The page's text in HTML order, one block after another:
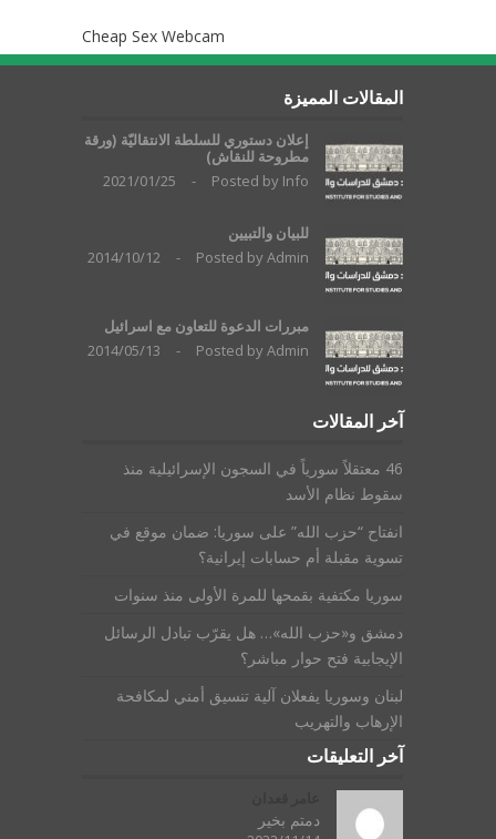
Cheap Sex Webcam
المقالات المميزة
إعلان دستوري للسلطة الانتقاليّة (ورقة
مطروحة للنقاش)
Posted by Info
-
2021/01/25
للبيان والتبيين
Posted byAdmin
-
2014/10/12
مبررات الدعوة للتعاون مع اسرائيل
Posted byAdmin
-
2014/05/13
آخر المقالات
46 معتقلاً سورياً في السجون الإسرائيلية منذ
سقوط نظام الأسد
انفتاح “حزب الله” على سوريا: ضمان موقع في
تسوية مقبلة أم حسابات إيرانية؟
سوريا مكتفية بقمحها للمرة الأولى منذ سنوات
دمشق و«حزب الله»… هل يقرّب تبادل الرسائل
الإيجابية فتح حوار مباشر؟
لبنان وسوريا يفعلان آلية تنسيق أمني لمكافحة
الإرهاب والتهريب
آخر التعليقات
دمتم بخير